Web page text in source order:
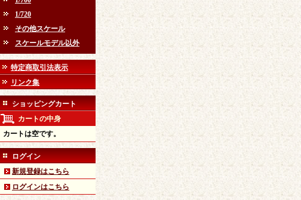
1/720
その他スケール
スケールモデル以外
特定商取引法表示
リンク集
ショッピングカート
カートの中身
カートは空です。
ログイン
新規登録はこちら
ログインはこちら